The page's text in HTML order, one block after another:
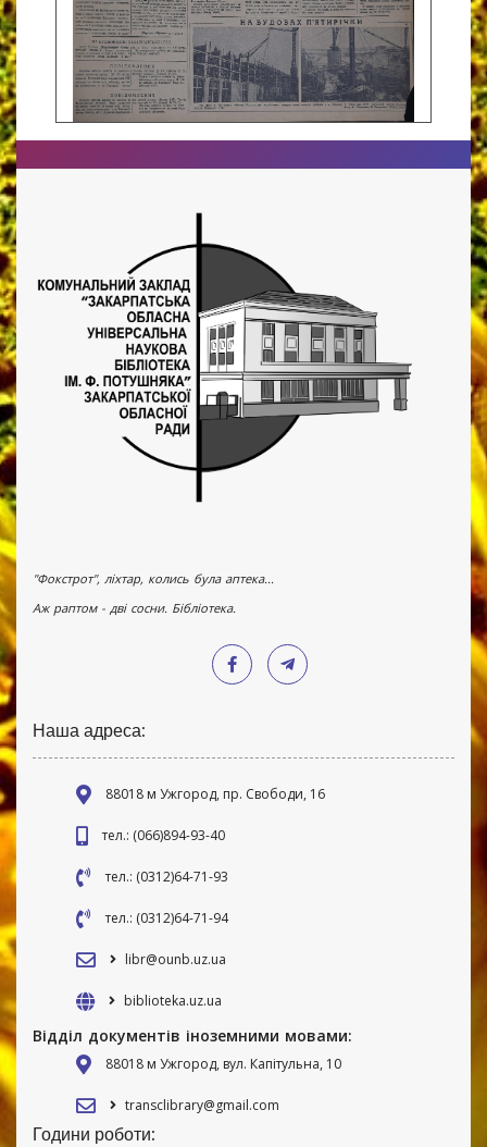
"Фокстрот", ліхтар, колись була аптека...
Аж раптом - дві сосни. Бібліотека.
Наша адреса:
88018 м Ужгород, пр. Свободи, 16
тел.: (066)894-93-40
тел.: (0312)64-71-93
тел.: (0312)64-71-94
libr@ounb.uz.ua
biblioteka.uz.ua
Відділ документів іноземними мовами:
88018 м Ужгород, вул. Капітульна, 10
transclibrary@gmail.com
Години роботи: